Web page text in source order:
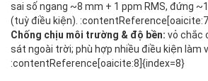
sai số ngang ~8 mm + 1 ppm RMS, đứng
(tuỳ điều kiện).
Chống chịu môi trường & độ bền: vỏ chắc
sát ngoài trời; phù hợp nhiều điều kiện làm
:contentReference[oaicite:8]{index=8}